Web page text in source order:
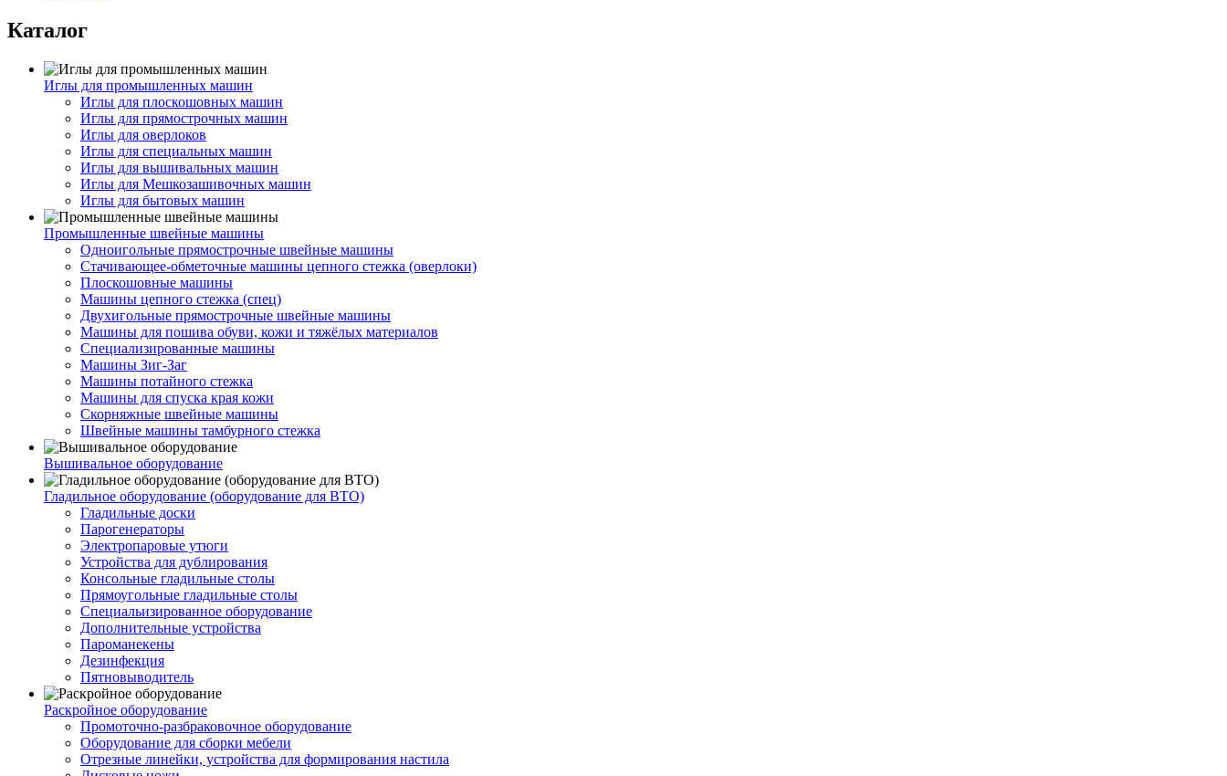
Каталог
Иглы для промышленных машин
Иглы для плоскошовных машин
Иглы для прямострочных машин
Иглы для оверлоков
Иглы для специальных машин
Иглы для вышивальных машин
Иглы для Мешкозашивочных машин
Иглы для бытовых машин
Промышленные швейные машины
Одноигольные прямострочные швейные машины
Стачивающее-обметочные машины цепного стежка (оверлоки)
Плоскошовные машины
Машины цепного стежка (спец)
Двухигольные прямострочные швейные машины
Машины для пошива обуви, кожи и тяжёлых материалов
Специализированные машины
Машины Зиг-Заг
Машины потайного стежка
Машины для спуска края кожи
Скорняжные швейные машины
Швейные машины тамбурного стежка
Вышивальное оборудование
Гладильное оборудование (оборудование для ВТО)
Гладильные доски
Парогенераторы
Электропаровые утюги
Устройства для дублирования
Консольные гладильные столы
Прямоугольные гладильные столы
Специальизированное оборудование
Дополнительные устройства
Пароманекены
Дезинфекция
Пятновыводитель
Раскройное оборудование
Промоточно-разбраковочное оборудование
Оборудование для сборки мебели
Отрезные линейки, устройства для формирования настила